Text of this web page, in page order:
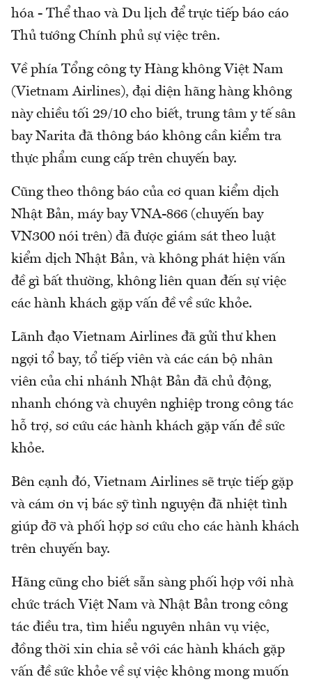
hóa - Thể thao và Du lịch để trực tiếp báo cáo
Thủ tướng Chính phủ sự việc trên.
Về phía Tổng công ty Hàng không Việt Nam
(Vietnam Airlines), đại diện hãng hàng không
này chiều tối 29/10 cho biết, trung tâm y tế sân
bay Narita đã thông báo không cần kiểm tra
thực phẩm cung cấp trên chuyến bay.
Cũng theo thông báo của cơ quan kiểm dịch
Nhật Bản, máy bay VNA-866 (chuyến bay
VN300 nói trên) đã được giám sát theo luật
kiểm dịch Nhật Bản, và không phát hiện vấn
đề gì bất thường, không liên quan đến sự việc
các hành khách gặp vấn đề về sức khỏe.
Lãnh đạo Vietnam Airlines đã gửi thư khen
ngợi tổ bay, tổ tiếp viên và các cán bộ nhân
viên của chi nhánh Nhật Bản đã chủ động,
nhanh chóng và chuyên nghiệp trong công tác
hỗ trợ, sơ cứu các hành khách gặp vấn đề sức
khỏe.
Bên cạnh đó, Vietnam Airlines sẽ trực tiếp gặp
và cám ơn vị bác sỹ tình nguyện đã nhiệt tình
giúp đỡ và phối hợp sơ cứu cho các hành khách
trên chuyến bay.
Hãng cũng cho biết sẵn sàng phối hợp với nhà
chức trách Việt Nam và Nhật Bản trong công
tác điều tra, tìm hiểu nguyên nhân vụ việc,
đồng thời xin chia sẻ với các hành khách gặp
vấn đề sức khỏe về sự việc không mong muốn